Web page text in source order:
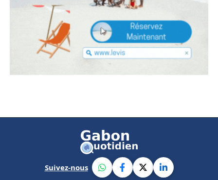
Suivez-nous